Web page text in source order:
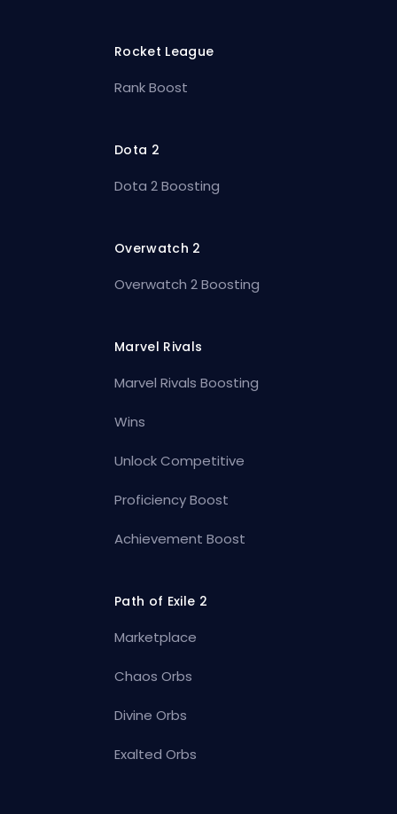
Rocket League
Rank Boost
Dota 2
Dota 2 Boosting
Overwatch 2
Overwatch 2 Boosting
Marvel Rivals
Marvel Rivals Boosting
Wins
Unlock Competitive
Proficiency Boost
Achievement Boost
Path of Exile 2
Marketplace
Chaos Orbs
Divine Orbs
Exalted Orbs